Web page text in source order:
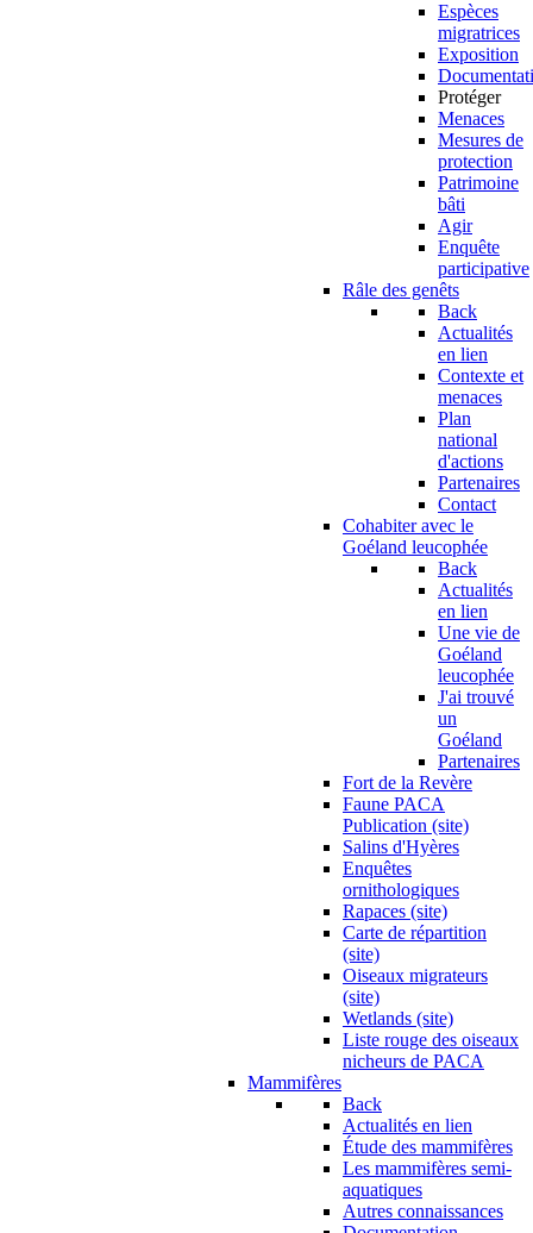
Espèces
migratrices
Exposition
Protéger
Menaces
Mesures de
protection
Patrimoine
bâti
Agir
Enquête
participative
Râle des genêts
Back
Actualités
en lien
Contexte et
menaces
Plan
national
d'actions
Partenaires
Contact
Cohabiter avec le
Goéland leucophée
Back
Actualités
en lien
Une vie de
Goéland
leucophée
J'ai trouvé
un
Goéland
Partenaires
Fort de la Revère
Faune PACA
Publication (site)
Salins d'Hyères
Enquêtes
ornithologiques
Rapaces (site)
Carte de répartition
(site)
Oiseaux migrateurs
(site)
Wetlands (site)
Liste rouge des oiseaux
nicheurs de PACA
Mammifères
Back
Actualités en lien
Étude des mammifères
Les mammifères semi-
aquatiques
Autres connaissances